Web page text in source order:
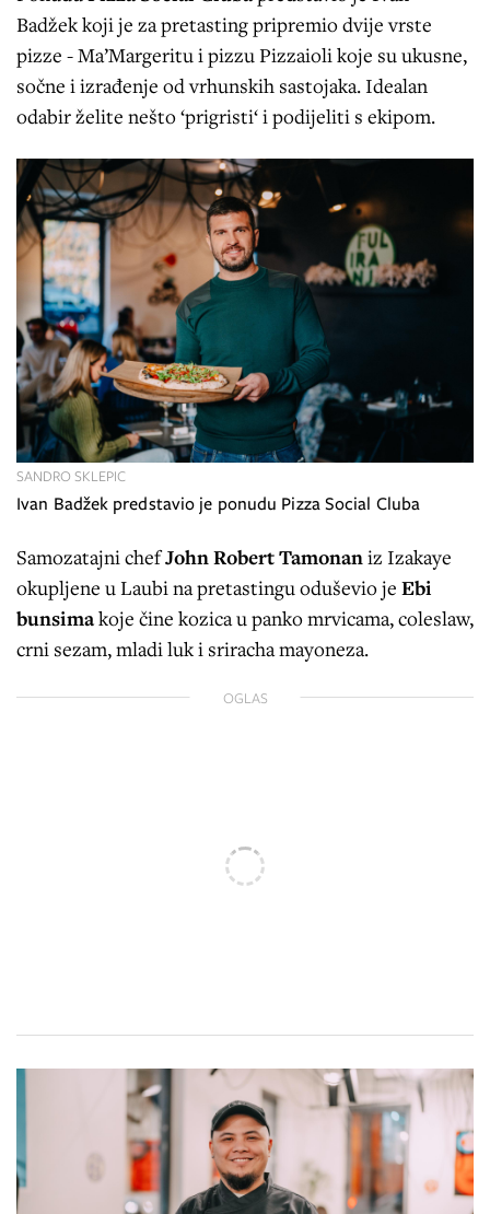
Badžek koji je za pretasting pripremio dvije vrste
pizze - Ma’Margeritu i pizzu Pizzaioli koje su ukusne,
sočne i izrađenje od vrhunskih sastojaka. Idealan
odabir želite nešto ‘prigristi‘ i podijeliti s ekipom.
Ivan Badžek predstavio je ponudu Pizza Social Cluba
SANDRO SKLEPIC
Samozatajni chefJohn Robert Tamonaniz Izakaye
okupljene u Laubi na pretastingu oduševio je Ebi
bunsimakoje čine kozica u panko mrvicama, coleslaw,
crni sezam, mladi luk i sriracha mayoneza.
OGLAS